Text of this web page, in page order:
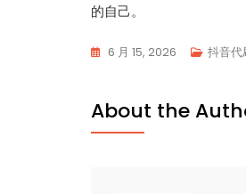
的自己。
6 月 15, 2026 抖音代
About the